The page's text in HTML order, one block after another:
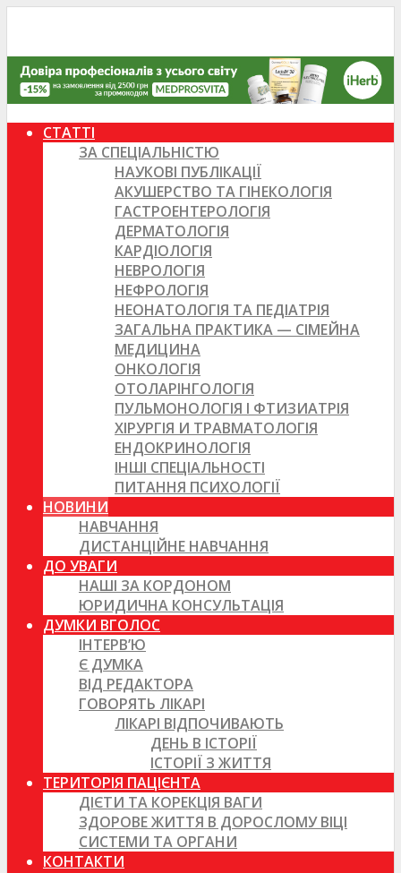
СТАТТІ
ЗА СПЕЦІАЛЬНІСТЮ
НАУКОВІ ПУБЛІКАЦІЇ
АКУШЕРСТВО ТА ГІНЕКОЛОГІЯ
ГАСТРОЕНТЕРОЛОГІЯ
ДЕРМАТОЛОГІЯ
КАРДІОЛОГІЯ
НЕВРОЛОГІЯ
НЕФРОЛОГІЯ
НЕОНАТОЛОГІЯ ТА ПЕДІАТРІЯ
ЗАГАЛЬНА ПРАКТИКА — СІМЕЙНА
МЕДИЦИНА
ОНКОЛОГІЯ
ОТОЛАРІНГОЛОГІЯ
ПУЛЬМОНОЛОГІЯ І ФТИЗИАТРІЯ
ХІРУРГІЯ И ТРАВМАТОЛОГІЯ
ЕНДОКРИНОЛОГІЯ
ІНШІ СПЕЦІАЛЬНОСТІ
ПИТАННЯ ПСИХОЛОГІЇ
НОВИНИ
НАВЧАННЯ
ДИСТАНЦІЙНЕ НАВЧАННЯ
ДО УВАГИ
НАШІ ЗА КОРДОНОМ
ЮРИДИЧНА КОНСУЛЬТАЦІЯ
ДУМКИ ВГОЛОС
ІНТЕРВ’Ю
Є ДУМКА
ВІД РЕДАКТОРА
ГОВОРЯТЬ ЛІКАРІ
ЛІКАРІ ВІДПОЧИВАЮТЬ
ДЕНЬ В ІСТОРІЇ
ІСТОРІЇ З ЖИТТЯ
ТЕРИТОРІЯ ПАЦІЄНТА
ДІЄТИ ТА КОРЕКЦІЯ ВАГИ
ЗДОРОВЕ ЖИТТЯ В ДОРОСЛОМУ ВІЦІ
СИСТЕМИ ТА ОРГАНИ
КОНТАКТИ